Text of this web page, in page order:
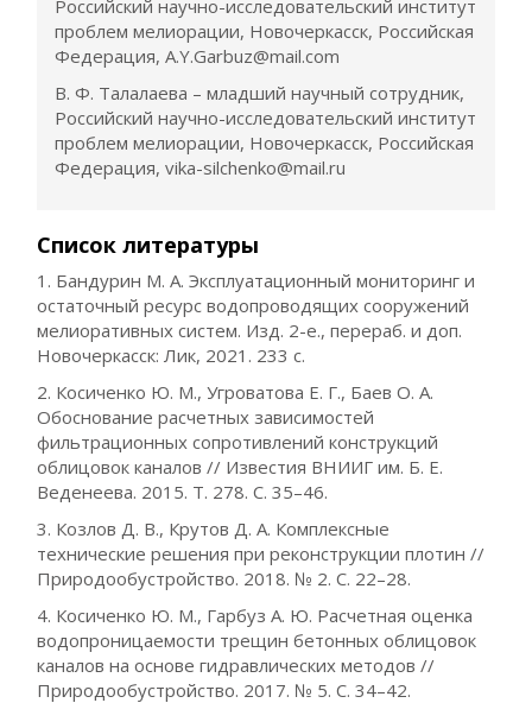
Российский научно-исследовательский институт
проблем мелиорации, Новочеркасск, Российская
Федерация, A.Y.Garbuz@mail.com
В. Ф. Талалаева – младший научный сотрудник,
Российский научно-исследовательский институт
проблем мелиорации, Новочеркасск, Российская
Федерация, vika-silchenko@mail.ru
Список литературы
1. Бандурин М. А. Эксплуатационный мониторинг и
остаточный ресурс водопроводящих сооружений
мелиоративных систем. Изд. 2-е., перераб. и доп.
Новочеркасск: Лик, 2021. 233 с.
2. Косиченко Ю. М., Угроватова Е. Г., Баев О. А.
Обоснование расчетных зависимостей
фильтрационных сопротивлений конструкций
облицовок каналов // Известия ВНИИГ им. Б. Е.
Веденеева. 2015. Т. 278. С. 35–46.
3. Козлов Д. В., Крутов Д. А. Комплексные
технические решения при реконструкции плотин //
Природообустройство. 2018. № 2. С. 22–28.
4. Косиченко Ю. М., Гарбуз А. Ю. Расчетная оценка
водопроницаемости трещин бетонных облицовок
каналов на основе гидравлических методов //
Природообустройство. 2017. № 5. С. 34–42.